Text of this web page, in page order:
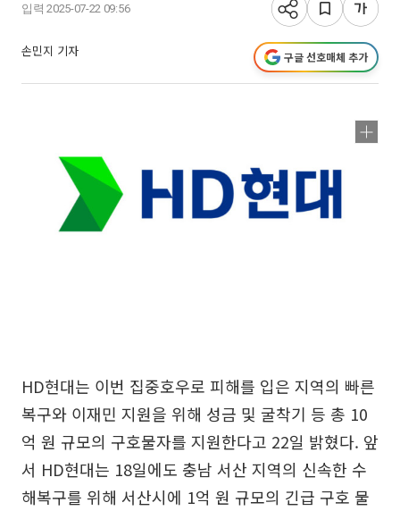
입력 2025-07-22 09:56
손민지 기자 구글 선호매체 추가
HD현대는 이번 집중호우로 피해를 입은 지역의 빠른
복구와 이재민 지원을 위해 성금 및 굴착기 등 총 10
억 원 규모의 구호물자를 지원한다고 22일 밝혔다. 앞
서 HD현대는 18일에도 충남 서산 지역의 신속한 수
해복구를 위해 서산시에 1억 원 규모의 긴급 구호 물